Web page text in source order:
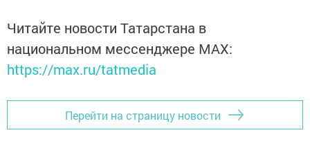
Читайте новости Татарстана в
национальном мессенджере MАХ:
https://max.ru/tatmedia
Перейти на страницу новости